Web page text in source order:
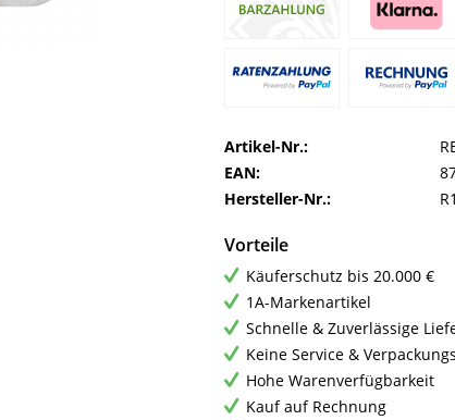
Artikel-Nr.:
EAN:
Hersteller-Nr.:
Vorteile
Käuferschutz bis 20.000 €
1A-Markenartikel
Schnelle & Zuverlässige
Keine Service &
Hohe Warenverfügbarkeit
Kauf auf Rechnung